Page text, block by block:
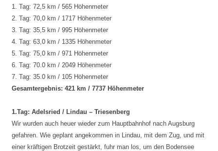
1. Tag: 72,5 km / 565 Höhenmeter
2. Tag: 70,0 km / 1717 Höhenmeter
3. Tag: 35,5 km / 995 Höhenmeter
4. Tag: 63,0 km / 1335 Höhenmeter
5. Tag: 75,0 km / 971 Höhenmeter
6. Tag: 70.0 km / 2049 Höhenmeter
7. Tag: 35.0 km / 105 Höhenmeter
Gesamtergebnis: 421 km / 7737 Höhenmeter
1.Tag: Adelsried / Lindau – Triesenberg
Wir wurden auch heuer wieder zum Hauptbahnhof nach Augsburg
gefahren. Wie geplant angekommen in Lindau, mit dem Zug, und mit
einer kräftigen Brotzeit gestärkt, fuhr man los, um den Bodensee